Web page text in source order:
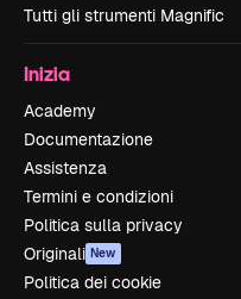
Tutti gli strumenti Magnific
Inizia
Academy
Documentazione
Assistenza
Termini e condizioni
Politica sulla privacy
Originali New
Politica dei cookie